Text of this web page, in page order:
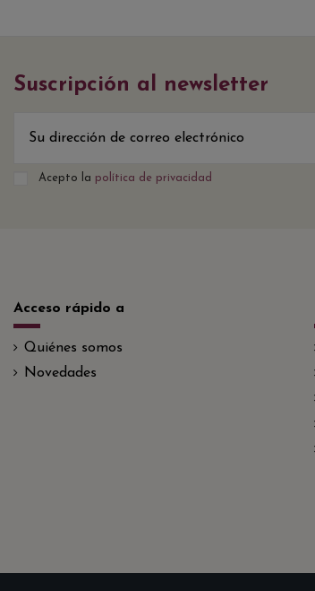
Suscripción al newsletter
Acepto la política de privacidad
Acceso rápido a
Quiénes somos
Novedades